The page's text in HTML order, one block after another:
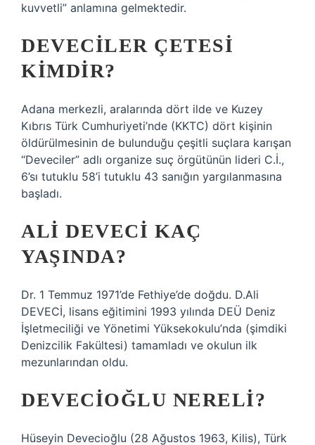
kuvvetli” anlamına gelmektedir.
DEVECILER ÇETESI
KIMDIR?
Adana merkezli, aralarında dört ilde ve Kuzey
Kıbrıs Türk Cumhuriyeti’nde (KKTC) dört kişinin
öldürülmesinin de bulunduğu çeşitli suçlara karışan
“Deveciler” adlı organize suç örgütünün lideri C.İ.,
6’sı tutuklu 58’i tutuklu 43 sanığın yargılanmasına
başladı.
ALI DEVECI KAÇ
YAŞINDA?
Dr. 1 Temmuz 1971’de Fethiye’de doğdu. D.Ali
DEVECİ, lisans eğitimini 1993 yılında DEÜ Deniz
İşletmeciliği ve Yönetimi Yüksekokulu’nda (şimdiki
Denizcilik Fakültesi) tamamladı ve okulun ilk
mezunlarından oldu.
DEVECIOĞLU NERELI?
Hüseyin Devecioğlu (28 Ağustos 1963, Kilis), Türk